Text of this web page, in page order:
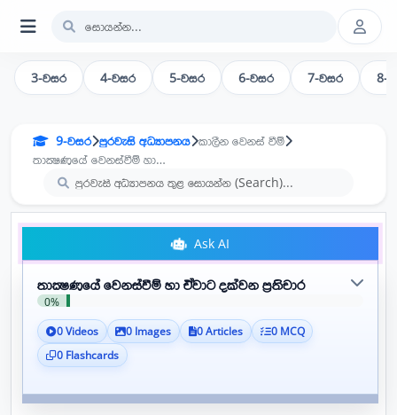
3-වසර 4-වසර 5-වසර 6-වසර 7-වසර 8-
9-වසර පුරවැසි අධ්‍යාපනය කාලීන වෙනස් වීම්
තාක්‍ෂණයේ වෙනස්වීම් හා ඒවාට දක්වන ප්‍රතිචාර
Ask AI
තාක්‍ෂණයේ වෙනස්වීම් හා ඒවාට දක්වන ප්‍රතිචාර
0%
0 Videos 0 Images 0 Articles
0 MCQ
0 Flashcards